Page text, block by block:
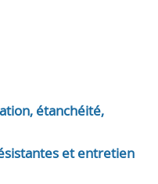
étanchéité,
et entretien